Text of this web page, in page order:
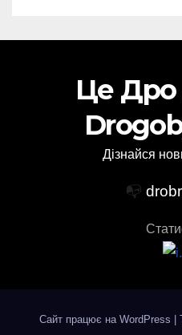
Це Дро
Дізнайся
📭
Сайт працює на WordPress